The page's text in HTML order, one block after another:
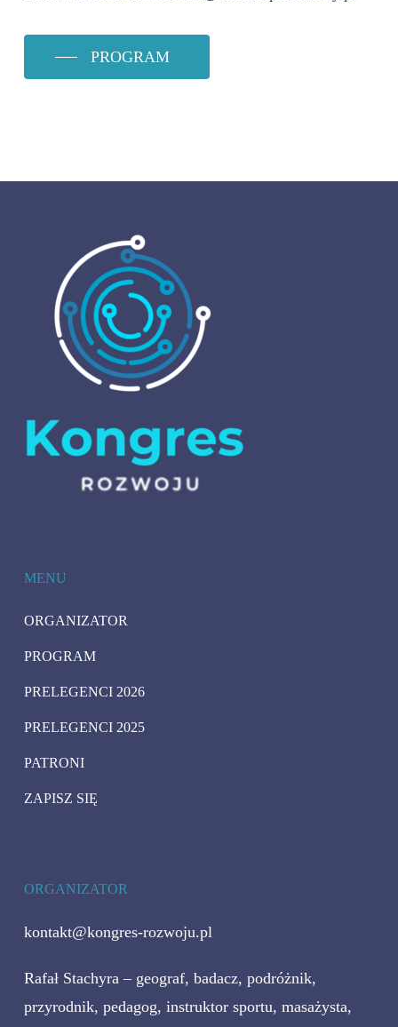
PROGRAM
MENU
ORGANIZATOR
PROGRAM
PRELEGENCI 2026
PRELEGENCI 2025
PATRONI
ZAPISZ SIĘ
ORGANIZATOR
kontakt@kongres-rozwoju.pl
Rafał Stachyra – geograf, badacz, podróżnik,
przyrodnik, pedagog, instruktor sportu, masażysta,